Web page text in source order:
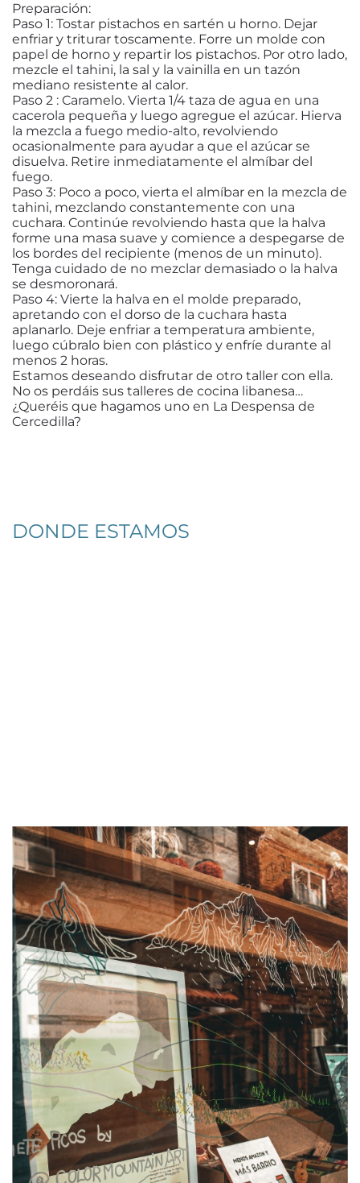
Preparación:
Paso 1: Tostar pistachos en sartén u horno. Dejar
enfriar y triturar toscamente. Forre un molde con
papel de horno y repartir los pistachos. Por otro lado,
mezcle el tahini, la sal y la vainilla en un tazón
mediano resistente al calor.
Paso 2 : Caramelo. Vierta 1/4 taza de agua en una
cacerola pequeña y luego agregue el azúcar. Hierva
la mezcla a fuego medio-alto, revolviendo
ocasionalmente para ayudar a que el azúcar se
disuelva. Retire inmediatamente el almíbar del
fuego.
Paso 3: Poco a poco, vierta el almíbar en la mezcla de
tahini, mezclando constantemente con una
cuchara. Continúe revolviendo hasta que la halva
forme una masa suave y comience a despegarse de
los bordes del recipiente (menos de un minuto).
Tenga cuidado de no mezclar demasiado o la halva
se desmoronará.
Paso 4: Vierte la halva en el molde preparado,
apretando con el dorso de la cuchara hasta
aplanarlo. Deje enfriar a temperatura ambiente,
luego cúbralo bien con plástico y enfríe durante al
menos 2 horas.
Estamos deseando disfrutar de otro taller con ella.
No os perdáis sus talleres de cocina libanesa…
¿Queréis que hagamos uno en La Despensa de
Cercedilla?
DONDE ESTAMOS